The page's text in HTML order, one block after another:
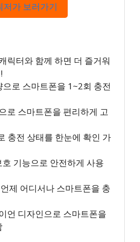
저가 보러가기
릭터와 함께 하면 더 즐거워
로 스마트폰을 1~2회 충전
로 스마트폰을 편리하게 고
충전 상태를 한눈에 확인 가
기능으로 안전하게 사용
제 어디서나 스마트폰을 충
언 디자인으로 스마트폰을